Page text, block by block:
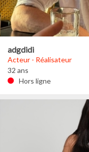
adgdidi
Acteur - Réalisateur
32 ans
Hors ligne